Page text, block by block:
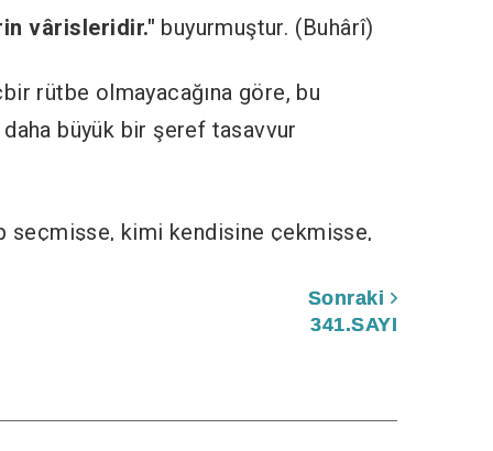
vârisleridir." buyurmuştur. (Buhârî)
rütbe olmayacağına göre, bu
büyük bir şeref tasavvur
seçmişse, kimi kendisine çekmişse,
Sonraki
341.SAYI